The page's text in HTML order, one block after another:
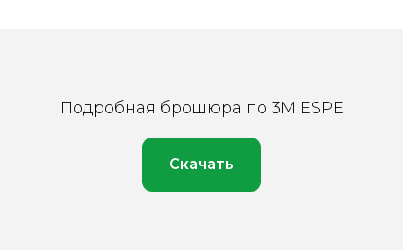
Подробная брошюра по 3M ESPE
Скачать